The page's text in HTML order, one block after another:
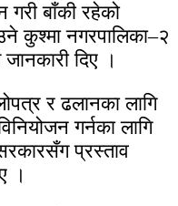
गरी बाँकी रहेको
कुश्मा नगरपालिका–२
दिए ।
र ढलानका लागि
गर्नका लागि
प्रस्ताव
।